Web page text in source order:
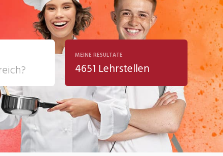
MEINE RESULTATE
4651 Lehrstellen